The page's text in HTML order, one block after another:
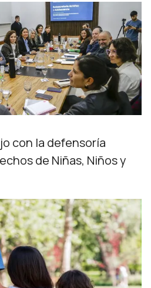
con la defensoría
de Niñas, Niños y